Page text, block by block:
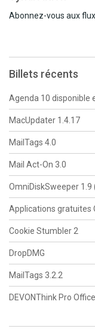
Abonnez-vous aux
Billets récents
Agenda 10 disponible
MacUpdater 1.4.17
MailTags 4.0
Mail Act-On 3.0
OmniDiskSweeper
Applications gratuites
Cookie Stumbler 2
DropDMG
MailTags 3.2.2
DEVONThink Pro Office